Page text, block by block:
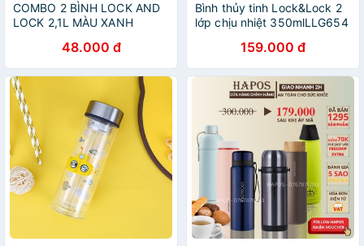
COMBO 2 BÌNH LOCK AND
LOCK 2,1L MÀU XANH
48.000 đ
Bình thủy tinh Lock&Lock 2
lớp chịu nhiệt 350mlLLG654
159.000 đ